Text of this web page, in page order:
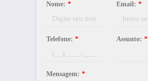
Nome: * Email: *
Telefone: * Assunto: *
Mensagem: *